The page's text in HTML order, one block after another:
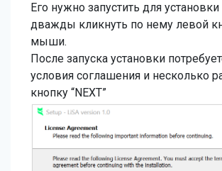
Его нужно запустить для
дважды кликнуть по нему левой
мыши.
После запуска установки
условия соглашения и несколько
кнопку “NEXT”